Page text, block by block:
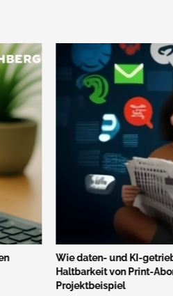
Wie daten- und KI-
Haltbarkeit von Print-
Projektbeispiel